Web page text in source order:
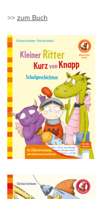
>> zum Buch